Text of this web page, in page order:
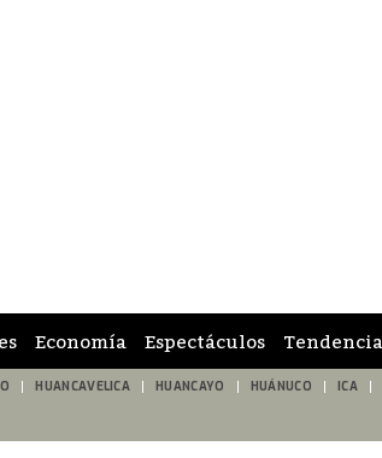
Economía Espectáculos Tendencia
HUANCAVELICA HUANCAYO HUÁNUCO ICA